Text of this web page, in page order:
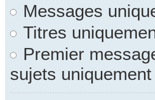
Messages
Titres
Premier
sujets uniquement